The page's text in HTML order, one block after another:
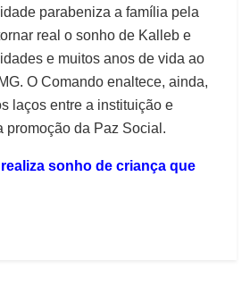
parabeniza a família pela
real o sonho de Kalleb e
e muitos anos de vida ao
O Comando enaltece, ainda,
laços entre a instituição e
promoção da Paz Social.
realiza sonho de criança que